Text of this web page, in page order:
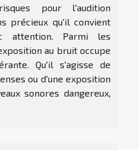
pour l'audition
précieux qu'il convient
attention. Parmi les
au bruit occupe
Qu'il s'agisse de
ou d'une exposition
sonores dangereux,